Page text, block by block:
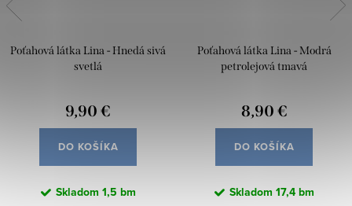
Poťahová látka Lina - Hnedá sivá
svetlá
9,90 €
DO KOŠÍKA
Skladom 1,5 bm
Poťahová látka Lina - Modrá
petrolejová tmavá
8,90 €
DO KOŠÍKA
Skladom 17,4 bm